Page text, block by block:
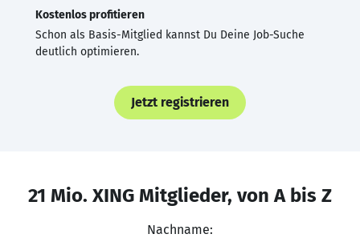
Kostenlos profitieren
Schon als Basis-Mitglied kannst Du Deine Job-Suche
deutlich optimieren.
Jetzt registrieren
21 Mio. XING Mitglieder, von A bis Z
Nachname: